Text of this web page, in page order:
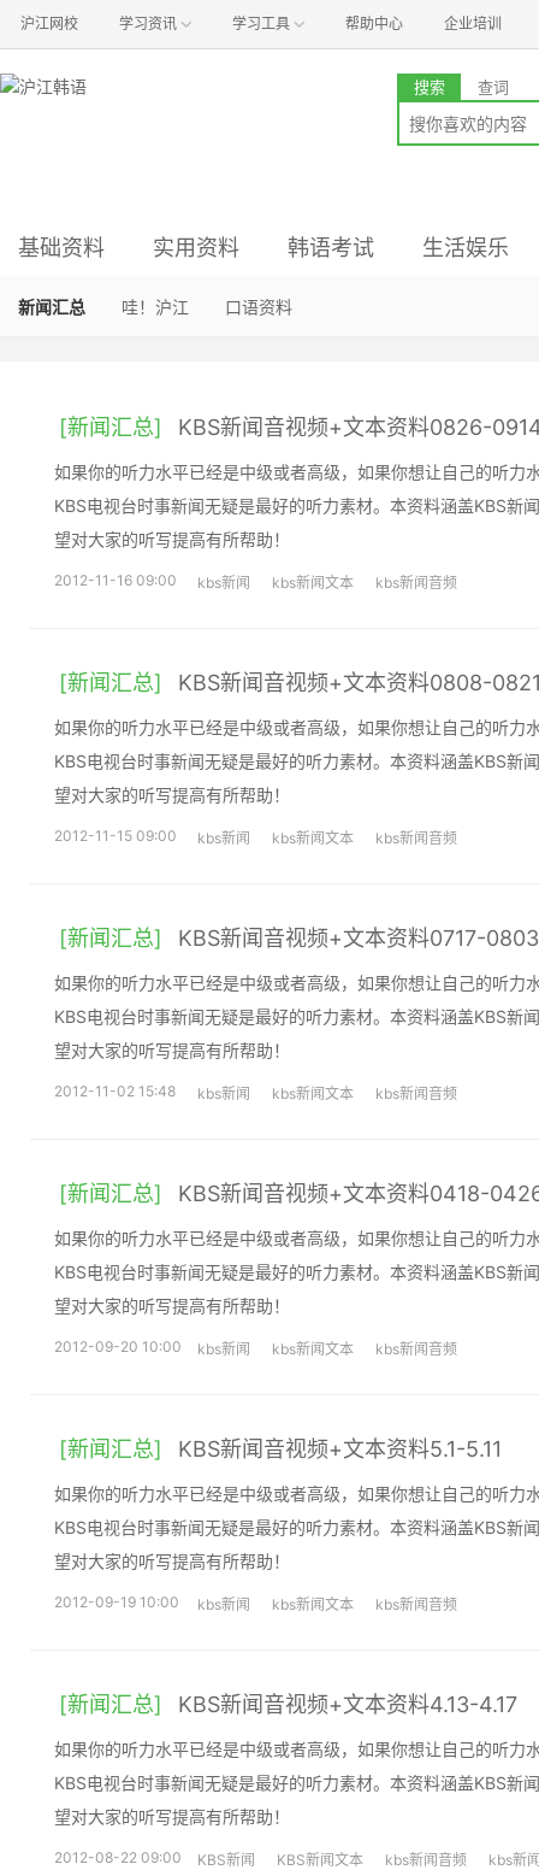
沪江网校 学习资讯 学习工具 帮助中心 企业培训
搜索 查词
基础资料 实用资料 韩语考试 生活娱乐
语音资料 入门资料 常用工具
语法资料 小说阅读 听力资料
资讯与经验 真题与解析 初级备考
影视资料 音乐资料 时尚资料
新闻汇总 哇！沪江 口语资料
[新闻汇总] KBS新闻音视频+文本资料0826-
如果你的听力水平已经是中级或者高级，如果你想让自己的听力
KBS电视台时事新闻无疑是最好的听力素材。本资料涵盖KBS新
望对大家的听写提高有所帮助！
2012-11-16 09:00 kbs新闻 kbs新闻文本 kbs新闻音频
[新闻汇总] KBS新闻音视频+文本资料0808-
如果你的听力水平已经是中级或者高级，如果你想让自己的听力
KBS电视台时事新闻无疑是最好的听力素材。本资料涵盖KBS新
望对大家的听写提高有所帮助！
2012-11-15 09:00 kbs新闻 kbs新闻文本 kbs新闻音频
[新闻汇总] KBS新闻音视频+文本资料0717-0803
如果你的听力水平已经是中级或者高级，如果你想让自己的听力
KBS电视台时事新闻无疑是最好的听力素材。本资料涵盖KBS新
望对大家的听写提高有所帮助！
2012-11-02 15:48 kbs新闻 kbs新闻文本 kbs新闻音频
[新闻汇总] KBS新闻音视频+文本资料0418-
如果你的听力水平已经是中级或者高级，如果你想让自己的听力
KBS电视台时事新闻无疑是最好的听力素材。本资料涵盖KBS新
望对大家的听写提高有所帮助！
2012-09-20 10:00 kbs新闻 kbs新闻文本 kbs新闻音频
[新闻汇总] KBS新闻音视频+文本资料5.1-5.11
如果你的听力水平已经是中级或者高级，如果你想让自己的听力
KBS电视台时事新闻无疑是最好的听力素材。本资料涵盖KBS新
望对大家的听写提高有所帮助！
2012-09-19 10:00 kbs新闻 kbs新闻文本 kbs新闻音频
[新闻汇总] KBS新闻音视频+文本资料4.13-4.17
如果你的听力水平已经是中级或者高级，如果你想让自己的听力
KBS电视台时事新闻无疑是最好的听力素材。本资料涵盖KBS新
望对大家的听写提高有所帮助！
2012-08-22 09:00 KBS新闻 KBS新闻文本 kbs新闻音频 kbs新